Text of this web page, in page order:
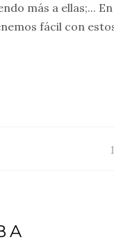
más a ellas;... En
fácil con